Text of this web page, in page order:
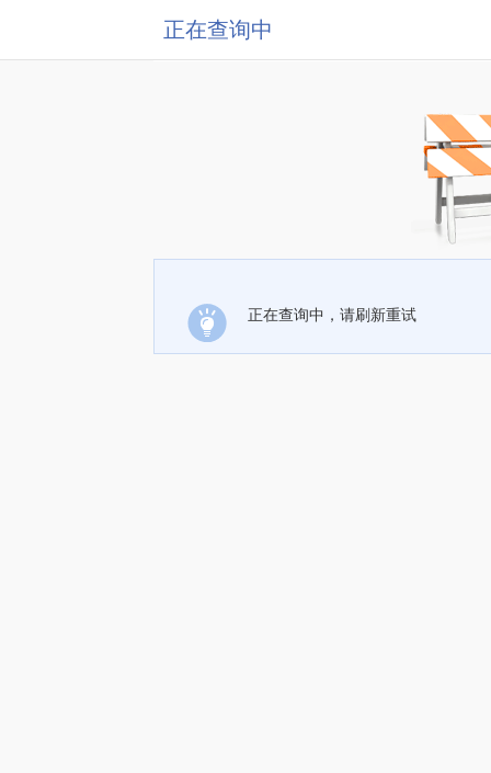
正在查询中
正在查询中，请刷新重试